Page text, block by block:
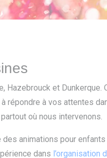
Hazebrouck et Dunkerque.
répondre à vos attentes
où nous intervenons.
animations pour
dans l’organisation